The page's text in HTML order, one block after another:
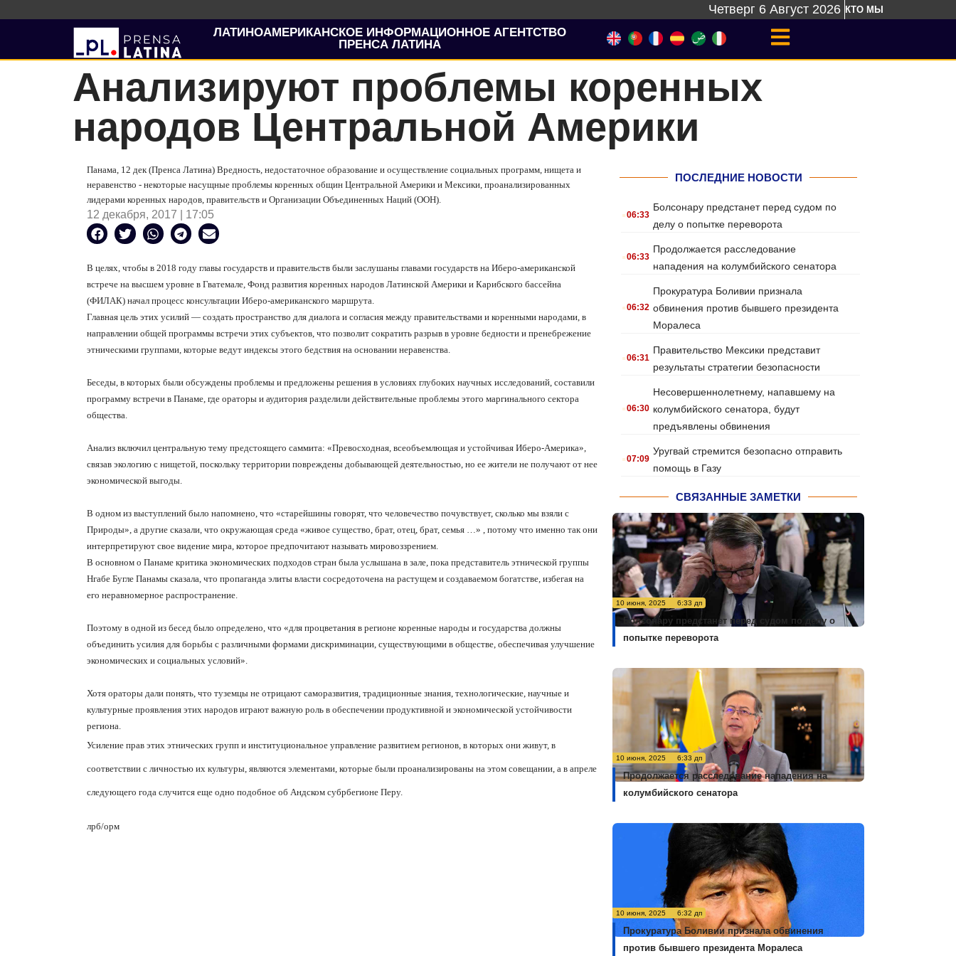
Четверг 6 Август 2026 КТО МЫ
ЛАТИНОАМЕРИКАНСКОЕ ИНФОРМАЦИОННОЕ АГЕНТСТВО
ПРЕНСА ЛАТИНА
Анализируют проблемы коренных
народов Центральной Америки
Панама, 12 дек (Пренса Латина) Вредность, недостаточное образование и осуществление социальных программ, нищета и
неравенство - некоторые насущные проблемы коренных общин Центральной Америки и Мексики, проанализированных
лидерами коренных народов, правительств и Организации Объединенных Наций (ООН).
12 декабря, 2017 | 17:05
В целях, чтобы в 2018 году главы государств и правительств были заслушаны главами государств на Иберо-американской
встрече на высшем уровне в Гватемале, Фонд развития коренных народов Латинской Америки и Карибского бассейна
(ФИЛАК) начал процесс консультации Иберо-американского маршрута.
Главная цель этих усилий — создать пространство для диалога и согласия между правительствами и коренными народами, в
направлении общей программы встречи этих субъектов, что позволит сократить разрыв в уровне бедности и пренебрежение
этническими группами, которые ведут индексы этого бедствия на основании неравенства.
Беседы, в которых были обсуждены проблемы и предложены решения в условиях глубоких научных исследований, составили
программу встречи в Панаме, где ораторы и аудитория разделили действительные проблемы этого маргинального сектора
общества.
Анализ включил центральную тему предстоящего саммита: «Превосходная, всеобъемлющая и устойчивая Иберо-Америка»,
связав экологию с нищетой, поскольку территории повреждены добывающей деятельностью, но ее жители не получают от нее
экономической выгоды.
В одном из выступлений было напомнено, что «старейшины говорят, что человечество почувствует, сколько мы взяли с
Природы», а другие сказали, что окружающая среда «живое существо, брат, отец, брат, семья …» , потому что именно так они
интерпретируют свое видение мира, которое предпочитают называть мировоззрением.
В основном о Панаме критика экономических подходов стран была услышана в зале, пока представитель этнической группы
Нгабе Бугле Панамы сказала, что пропаганда элиты власти сосредоточена на растущем и создаваемом богатстве, избегая на
его неравномерное распространение.
Поэтому в одной из бесед было определено, что «для процветания в регионе коренные народы и государства должны
объединить усилия для борьбы с различными формами дискриминации, существующими в обществе, обеспечивая улучшение
экономических и социальных условий».
Хотя ораторы дали понять, что туземцы не отрицают саморазвития, традиционные знания, технологические, научные и
культурные проявления этих народов играют важную роль в обеспечении продуктивной и экономической устойчивости
региона.
Усиление прав этих этнических групп и институциональное управление развитием регионов, в которых они живут, в
соответствии с личностью их культуры, являются элементами, которые были проанализированы на этом совещании, а в апреле
следующего года случится еще одно подобное об Андском субрбегионе Перу.
лрб/орм
ПОСЛЕДНИЕ НОВОСТИ
.06:33
Болсонару предстанет перед судом по
делу о попытке переворота
.06:33
Продолжается расследование
нападения на колумбийского сенатора
.06:32
Прокуратура Боливии признала
обвинения против бывшего президента
Моралеса
.06:31
Правительство Мексики представит
результаты стратегии безопасности
.06:30
Несовершеннолетнему, напавшему на
колумбийского сенатора, будут
предъявлены обвинения
.07:09
Уругвай стремится безопасно отправить
помощь в Газу
СВЯЗАННЫЕ ЗАМЕТКИ
10 июня, 2025 6:33 дп
Болсонару предстанет перед судом по делу о
попытке переворота
10 июня, 2025 6:33 дп
Продолжается расследование нападения на
колумбийского сенатора
10 июня, 2025 6:32 дп
Прокуратура Боливии признала обвинения
против бывшего президента Моралеса